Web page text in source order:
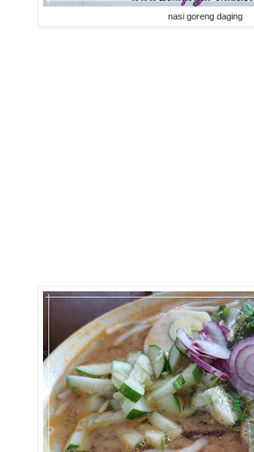
nasi goreng daging